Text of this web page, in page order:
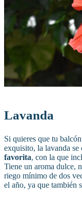
Lavanda
Si quieres que tu
exquisito, la lavanda se
favorita, con la que
Tiene un aroma dulce,
riego mínimo de dos
el año, ya que también